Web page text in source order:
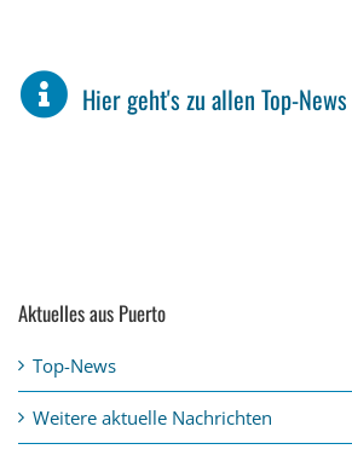
Hier geht's zu allen Top-
Aktuelles aus Puerto
Top-News
Weitere aktuelle Nachrichten